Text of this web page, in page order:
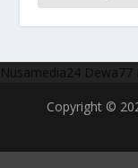
Nusamedia24 Dewa77
Copyright ©